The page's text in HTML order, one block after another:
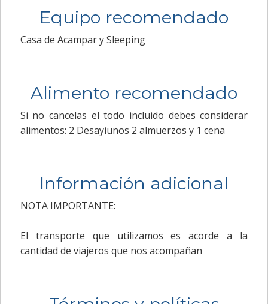
Equipo recomendado
Casa de Acampar y Sleeping
Alimento recomendado
Si no cancelas el todo incluido debes considerar
alimentos: 2 Desayiunos 2 almuerzos y 1 cena
Información adicional
NOTA IMPORTANTE:
El transporte que utilizamos es acorde a la
cantidad de viajeros que nos acompañan